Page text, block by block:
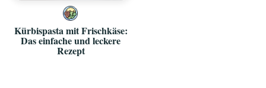
Kürbispasta mit Frischkäse:
Das einfache und leckere
Rezept